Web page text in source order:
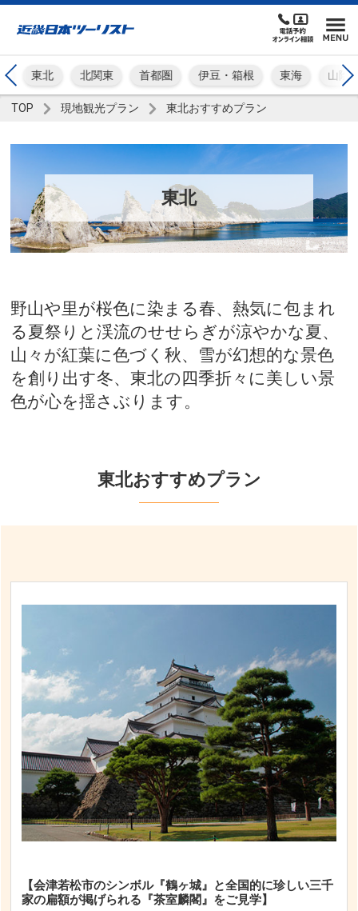
東北 北関東 首都圏 伊豆・箱根 東海 山陰
TOP 現地観光プラン 東北おすすめプラン
東北
野山や里が桜色に染まる春、熱気に包まれ
る夏祭りと渓流のせせらぎが涼やかな夏、
山々が紅葉に色づく秋、雪が幻想的な景色
を創り出す冬、東北の四季折々に美しい景
色が心を揺さぶります。
東北おすすめプラン
【会津若松市のシンボル『鶴ヶ城』と全国的に珍しい三千
家の扁額が掲げられる『茶室麟閣』をご見学】